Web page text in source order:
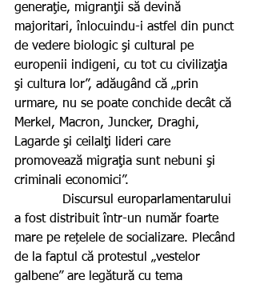
generaţie, migranţii să devină
majoritari, înlocuindu-i astfel din punct
de vedere biologic şi cultural pe
europenii indigeni, cu tot cu civilizaţia
şi cultura lor”, adăugând că „prin
urmare, nu se poate conchide decât că
Merkel, Macron, Juncker, Draghi,
Lagarde şi ceilalţi lideri care
promovează migraţia sunt nebuni şi
criminali economici”.
a fost distribuit într-un număr foarte
mare pe rețelele de socializare. Plecând
de la faptul că protestul „vestelor
galbene” are legătură cu tema